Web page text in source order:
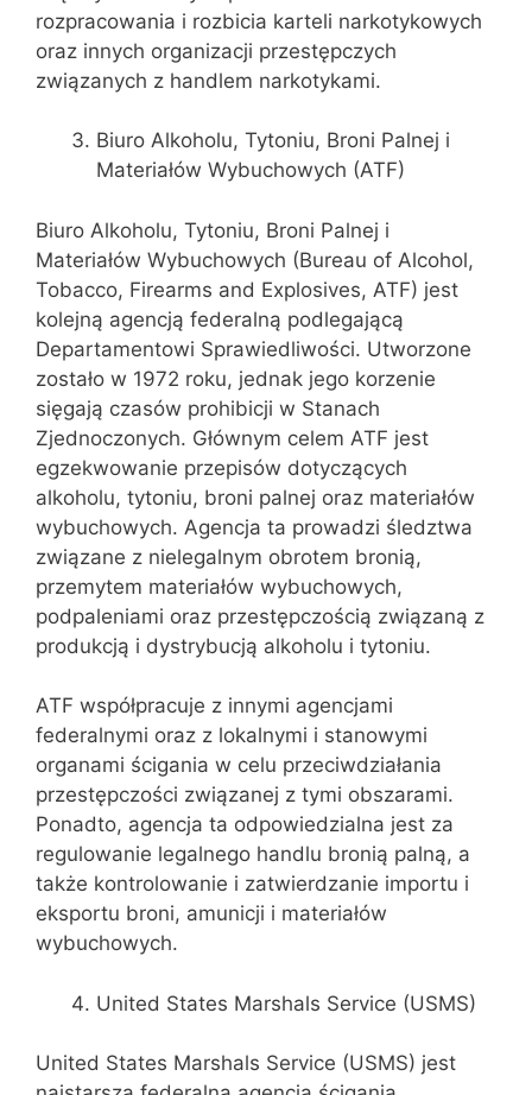
rozpracowania i rozbicia karteli narkotykowych
oraz innych organizacji przestępczych
związanych z handlem narkotykami.
Biuro Alkoholu, Tytoniu, Broni Palnej i
Materiałów Wybuchowych (ATF)
Biuro Alkoholu, Tytoniu, Broni Palnej i
Materiałów Wybuchowych (Bureau of Alcohol,
Tobacco, Firearms and Explosives, ATF) jest
kolejną agencją federalną podlegającą
Departamentowi Sprawiedliwości. Utworzone
zostało w 1972 roku, jednak jego korzenie
sięgają czasów prohibicji w Stanach
Zjednoczonych. Głównym celem ATF jest
egzekwowanie przepisów dotyczących
alkoholu, tytoniu, broni palnej oraz materiałów
wybuchowych. Agencja ta prowadzi śledztwa
związane z nielegalnym obrotem bronią,
przemytem materiałów wybuchowych,
podpaleniami oraz przestępczością związaną z
produkcją i dystrybucją alkoholu i tytoniu.
ATF współpracuje z innymi agencjami
federalnymi oraz z lokalnymi i stanowymi
organami ścigania w celu przeciwdziałania
przestępczości związanej z tymi obszarami.
Ponadto, agencja ta odpowiedzialna jest za
regulowanie legalnego handlu bronią palną, a
także kontrolowanie i zatwierdzanie importu i
eksportu broni, amunicji i materiałów
wybuchowych.
United States Marshals Service (USMS)
United States Marshals Service (USMS) jest